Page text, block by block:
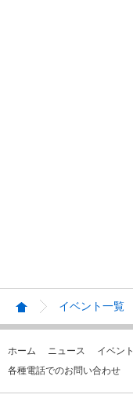
イベント一覧
ホーム ニュース イベント
各種電話でのお問い合わせ